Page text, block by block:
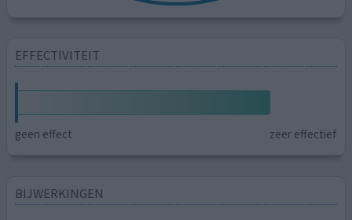
EFFECTIVITEIT
geen effect zeer effectief
BIJWERKINGEN